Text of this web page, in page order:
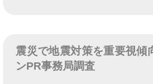
震災で地震対策を重要視傾
ンPR事務局調査